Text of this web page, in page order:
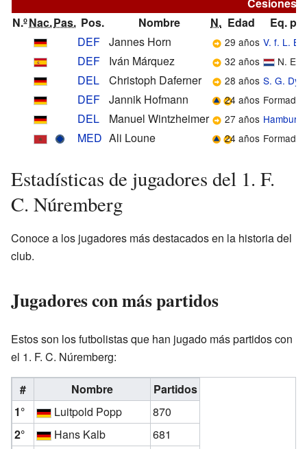
N.ºNac.Pas. Pos. Nombre N. Edad
Eq.
DEF Jannes Horn 29 años V. f. L.
DEF Iván Márquez 32 años N. E.
DEL Christoph Daferner 28 años S. G.
DEF Jannik Hofmann 24 años Formado
DEL Manuel Wintzheimer 27 años
MED Ali Loune 24 años Formado
Estadísticas de jugadores del 1. F.
C. Núremberg
Conoce a los jugadores más destacados en la historia del
club.
Jugadores con más partidos
Estos son los futbolistas que han jugado más partidos con
el 1. F. C. Núremberg:
# Nombre
Partidos
1°
Luitpold Popp
870
2°
Hans Kalb
681